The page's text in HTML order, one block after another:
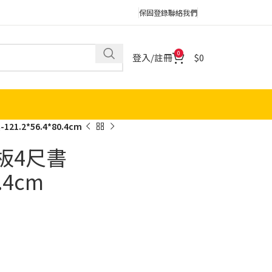
保固登錄聯絡我們
登入/註冊 0 0
121.2*56.4*80.4cm
4尺書